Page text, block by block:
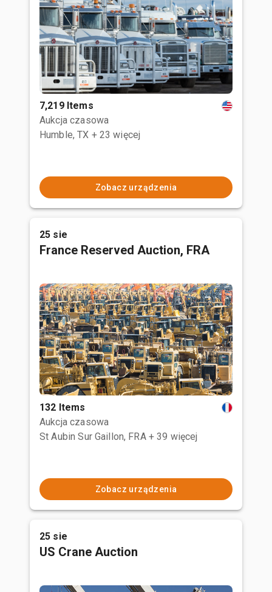
7,219 Items
Aukcja czasowa
Humble, TX + 23 więcej
Zobacz urządzenia
25 sie
France Reserved Auction, FRA
132 Items
Aukcja czasowa
St Aubin Sur Gaillon, FRA + 39 więcej
Zobacz urządzenia
25 sie
US Crane Auction